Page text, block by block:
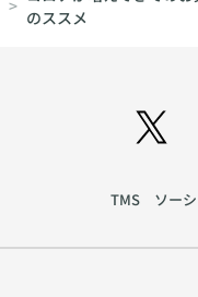
のススメ
TMS ソーシ